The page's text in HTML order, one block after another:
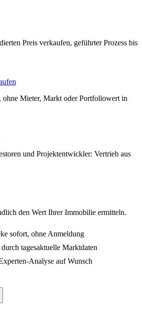
Preis verkaufen, geführter Prozess bis
ohne Mieter, Markt oder Portfoliowert in
und Projektentwickler: Vertrieb aus
den Wert Ihrer Immobilie ermitteln.
sofort, ohne Anmeldung
tagesaktuelle Marktdaten
Analyse auf Wunsch